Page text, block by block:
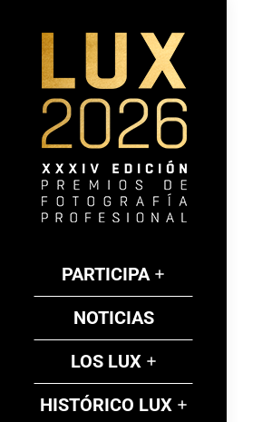
PARTICIPA
NOTICIAS
LOS LUX
HISTÓRICO LUX